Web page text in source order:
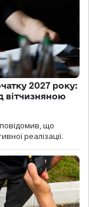
2027 року:
вітчизняною
що
реалізації.